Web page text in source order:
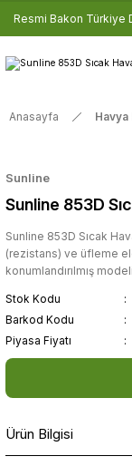
Resmi Bakon Türkiye
Anasayfa Havya
Sunline
Sunline 853D
Sunline 853D Sıcak
(rezistans) ve üfleme
konumlandırılmış
Stok Kodu
Barkod Kodu
Piyasa Fiyatı
Ürün Bilgisi